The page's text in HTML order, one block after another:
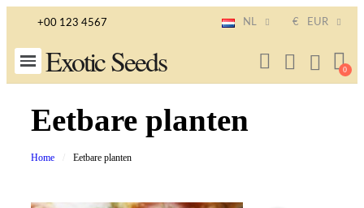
+00 123 4567 NL € EUR
Exotic Seeds
Eetbare planten
Home Eetbare planten